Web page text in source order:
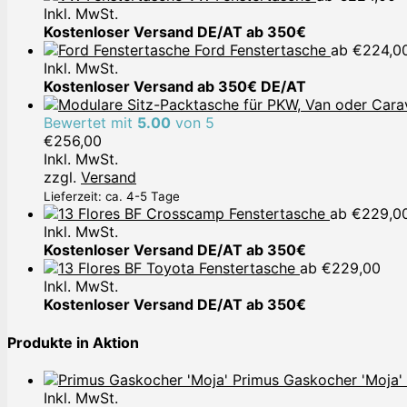
Inkl. MwSt.
Kostenloser Versand DE/AT ab 350€
Ford Fenstertasche ab €
Inkl. MwSt.
Kostenloser Versand ab 350€ DE/AT
Bewertet mit 5.00 von 5
€256,00
Inkl. MwSt.
zzgl. Versand
Lieferzeit: ca. 4-5 Tage
Crosscamp Fenstertasche ab €
Inkl. MwSt.
Kostenloser Versand DE/AT ab 350€
Toyota Fenstertasche ab €229,00
Inkl. MwSt.
Kostenloser Versand DE/AT ab 350€
Produkte in Aktion
Primus Gaskocher 'Moja'
Inkl. MwSt.